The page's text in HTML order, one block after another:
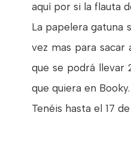
aquí por si la flauta
La papelera gatuna
vez mas para sacar
que se podrá llevar
que quiera en Booky.
Tenéis hasta el 17